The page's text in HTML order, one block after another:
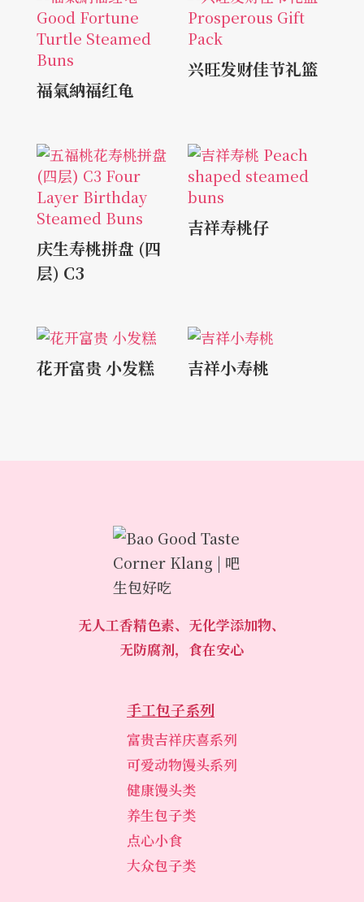
福氣納福红龟
兴旺发财佳节礼篮
庆生寿桃拼盘 (四
层) C3
吉祥寿桃仔
花开富贵 小发糕 吉祥小寿桃
无人工香精色素、无化学添加物、
无防腐剂，食在安心
手工包子系列
富贵吉祥庆喜系列
可爱动物馒头系列
健康馒头类
养生包子类
点心小食
大众包子类